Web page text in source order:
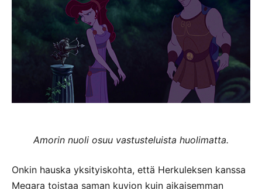
Amorin nuoli osuu vastusteluista huolimatta.
Onkin hauska yksityiskohta, että Herkuleksen kanssa
Megara toistaa saman kuvion kuin aikaisemman